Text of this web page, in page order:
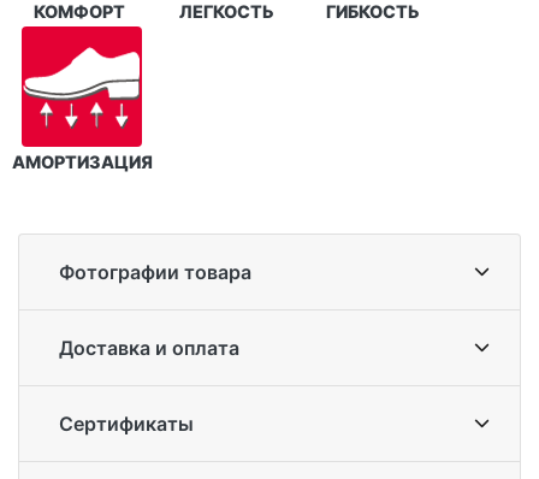
КОМФОРТ ЛЕГКОСТЬ ГИБКОСТЬ
АМОРТИЗАЦИЯ
Фотографии товара
Доставка и оплата
Сертификаты